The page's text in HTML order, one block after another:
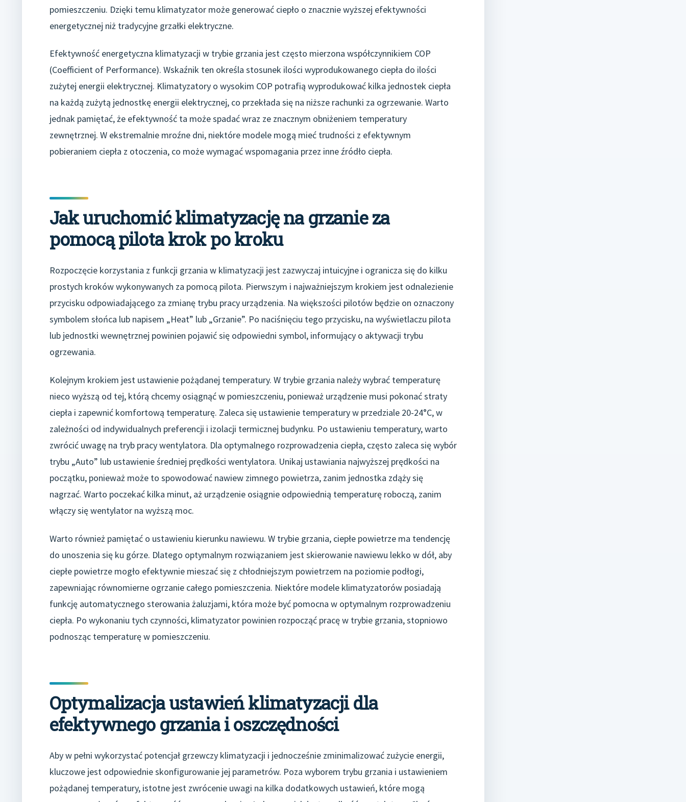
pomieszczeniu. Dzięki temu klimatyzator może generować ciepło o znacznie wyższej efektywności
energetycznej niż tradycyjne grzałki elektryczne.
Efektywność energetyczna klimatyzacji w trybie grzania jest często mierzona współczynnikiem COP
(Coefficient of Performance). Wskaźnik ten określa stosunek ilości wyprodukowanego ciepła do ilości
zużytej energii elektrycznej. Klimatyzatory o wysokim COP potrafią wyprodukować kilka jednostek ciepła
na każdą zużytą jednostkę energii elektrycznej, co przekłada się na niższe rachunki za ogrzewanie. Warto
jednak pamiętać, że efektywność ta może spadać wraz ze znacznym obniżeniem temperatury
zewnętrznej. W ekstremalnie mroźne dni, niektóre modele mogą mieć trudności z efektywnym
pobieraniem ciepła z otoczenia, co może wymagać wspomagania przez inne źródło ciepła.
Jak uruchomić klimatyzację na grzanie za
pomocą pilota krok po kroku
Rozpoczęcie korzystania z funkcji grzania w klimatyzacji jest zazwyczaj intuicyjne i ogranicza się do kilku
prostych kroków wykonywanych za pomocą pilota. Pierwszym i najważniejszym krokiem jest odnalezienie
przycisku odpowiadającego za zmianę trybu pracy urządzenia. Na większości pilotów będzie on oznaczony
symbolem słońca lub napisem „Heat” lub „Grzanie”. Po naciśnięciu tego przycisku, na wyświetlaczu pilota
lub jednostki wewnętrznej powinien pojawić się odpowiedni symbol, informujący o aktywacji trybu
ogrzewania.
Kolejnym krokiem jest ustawienie pożądanej temperatury. W trybie grzania należy wybrać temperaturę
nieco wyższą od tej, którą chcemy osiągnąć w pomieszczeniu, ponieważ urządzenie musi pokonać straty
ciepła i zapewnić komfortową temperaturę. Zaleca się ustawienie temperatury w przedziale 20-24°C, w
zależności od indywidualnych preferencji i izolacji termicznej budynku. Po ustawieniu temperatury, warto
zwrócić uwagę na tryb pracy wentylatora. Dla optymalnego rozprowadzenia ciepła, często zaleca się wybór
trybu „Auto” lub ustawienie średniej prędkości wentylatora. Unikaj ustawiania najwyższej prędkości na
początku, ponieważ może to spowodować nawiew zimnego powietrza, zanim jednostka zdąży się
nagrzać. Warto poczekać kilka minut, aż urządzenie osiągnie odpowiednią temperaturę roboczą, zanim
włączy się wentylator na wyższą moc.
Warto również pamiętać o ustawieniu kierunku nawiewu. W trybie grzania, ciepłe powietrze ma tendencję
do unoszenia się ku górze. Dlatego optymalnym rozwiązaniem jest skierowanie nawiewu lekko w dół, aby
ciepłe powietrze mogło efektywnie mieszać się z chłodniejszym powietrzem na poziomie podłogi,
zapewniając równomierne ogrzanie całego pomieszczenia. Niektóre modele klimatyzatorów posiadają
funkcję automatycznego sterowania żaluzjami, która może być pomocna w optymalnym rozprowadzeniu
ciepła. Po wykonaniu tych czynności, klimatyzator powinien rozpocząć pracę w trybie grzania, stopniowo
podnosząc temperaturę w pomieszczeniu.
Optymalizacja ustawień klimatyzacji dla
efektywnego grzania i oszczędności
Aby w pełni wykorzystać potencjał grzewczy klimatyzacji i jednocześnie zminimalizować zużycie energii,
kluczowe jest odpowiednie skonfigurowanie jej parametrów. Poza wyborem trybu grzania i ustawieniem
pożądanej temperatury, istotne jest zwrócenie uwagi na kilka dodatkowych ustawień, które mogą